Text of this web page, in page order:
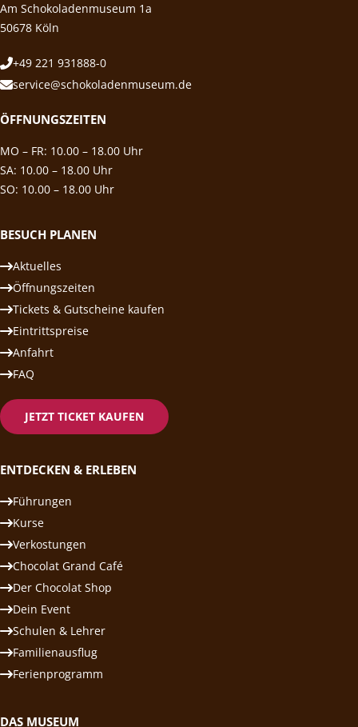
Am Schokoladenmuseum 1a
50678 Köln
+49 221 931888-0
service@schokoladenmuseum.de
ÖFFNUNGSZEITEN
MO – FR: 10.00 – 18.00 Uhr
SA: 10.00 – 18.00 Uhr
SO: 10.00 – 18.00 Uhr
BESUCH PLANEN
Aktuelles
Öffnungszeiten
Tickets & Gutscheine kaufen
Eintrittspreise
Anfahrt
FAQ
JETZT TICKET KAUFEN
ENTDECKEN & ERLEBEN
Führungen
Kurse
Verkostungen
Chocolat Grand Café
Der Chocolat Shop
Dein Event
Schulen & Lehrer
Familienausflug
Ferienprogramm
DAS MUSEUM